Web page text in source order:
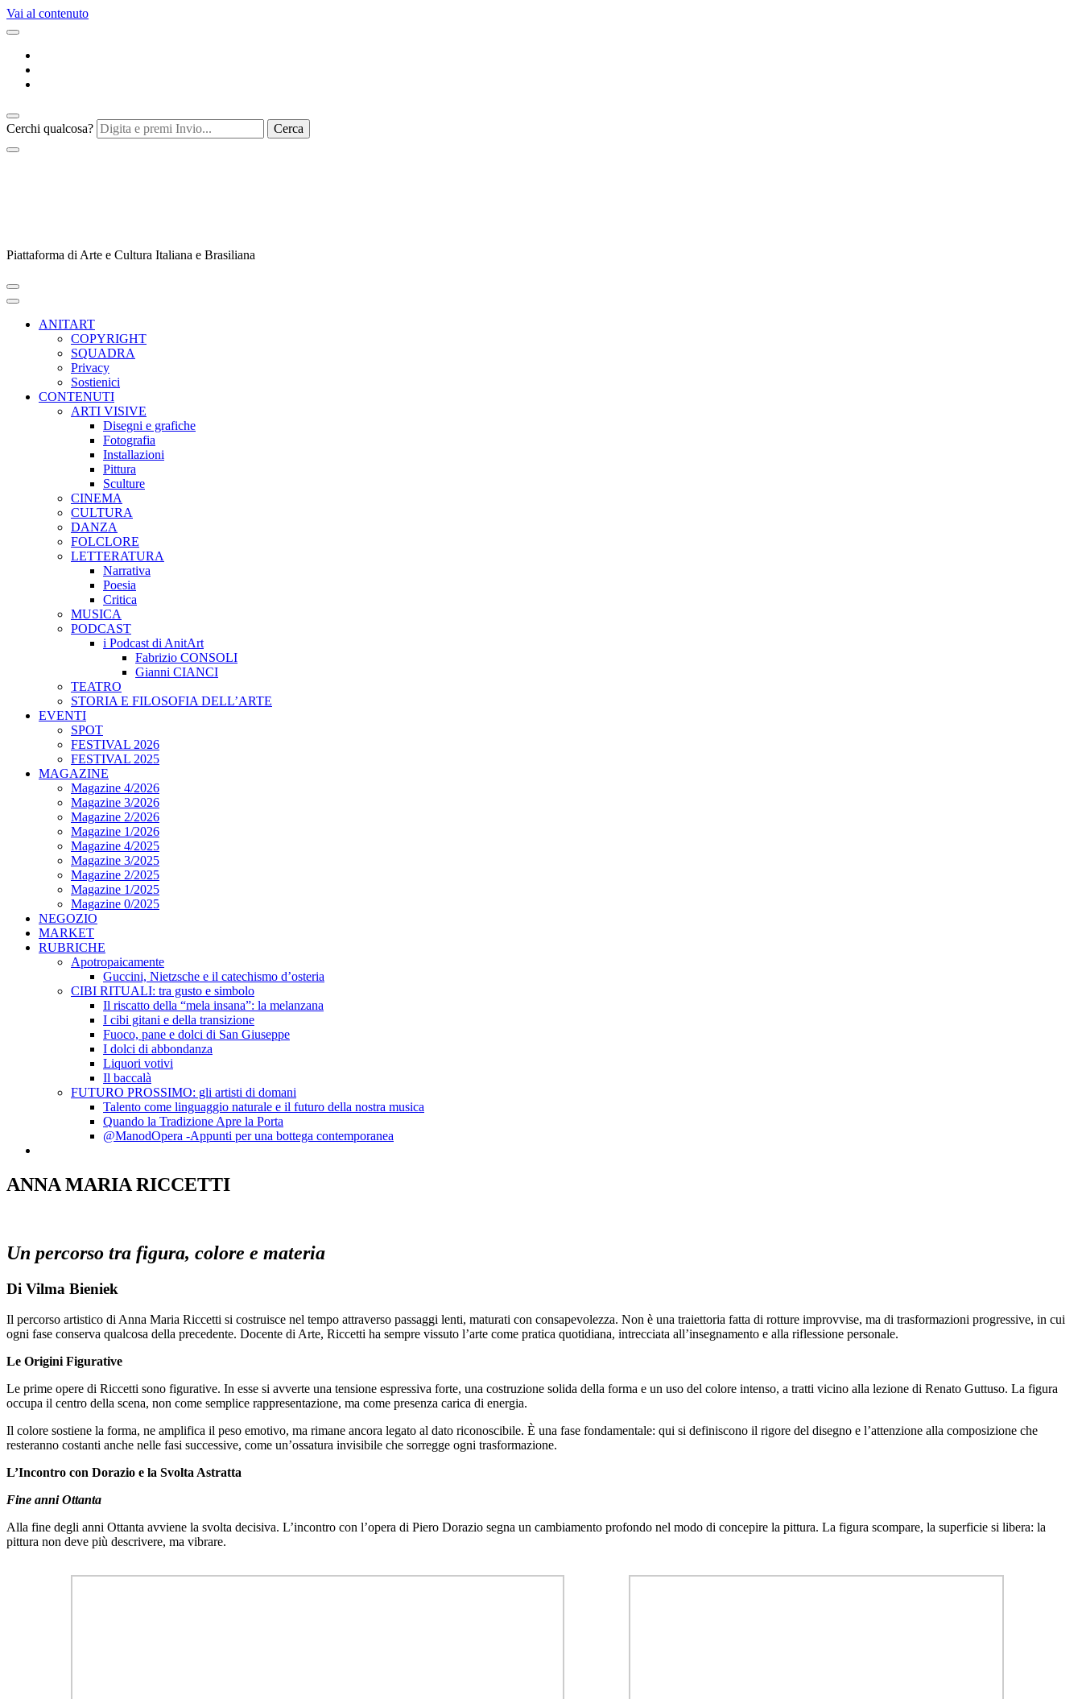
Vai al contenuto
Cerchi qualcosa?
Piattaforma di Arte e Cultura Italiana e Brasiliana
ANITART
COPYRIGHT
SQUADRA
Privacy
Sostienici
CONTENUTI
ARTI VISIVE
Disegni e grafiche
Fotografia
Installazioni
Pittura
Sculture
CINEMA
CULTURA
DANZA
FOLCLORE
LETTERATURA
Narrativa
Poesia
Critica
MUSICA
PODCAST
i Podcast di AnitArt
Fabrizio CONSOLI
Gianni CIANCI
TEATRO
STORIA E FILOSOFIA DELL’ARTE
EVENTI
SPOT
FESTIVAL 2026
FESTIVAL 2025
MAGAZINE
Magazine 4/2026
Magazine 3/2026
Magazine 2/2026
Magazine 1/2026
Magazine 4/2025
Magazine 3/2025
Magazine 2/2025
Magazine 1/2025
Magazine 0/2025
NEGOZIO
MARKET
RUBRICHE
Apotropaicamente
Guccini, Nietzsche e il catechismo d’osteria
CIBI RITUALI: tra gusto e simbolo
Il riscatto della “mela insana”: la melanzana
I cibi gitani e della transizione
Fuoco, pane e dolci di San Giuseppe
I dolci di abbondanza
Liquori votivi
Il baccalà
FUTURO PROSSIMO: gli artisti di domani
Talento come linguaggio naturale e il futuro della nostra musica
Quando la Tradizione Apre la Porta
@ManodOpera -Appunti per una bottega contemporanea
ANNA MARIA RICCETTI
Un percorso tra figura, colore e materia
Di Vilma Bieniek
Il percorso artistico di Anna Maria Riccetti si costruisce nel tempo attraverso passaggi lenti, maturati con consapevolezza. Non è una traiettoria fatta di rotture improvvise, ma di trasformazioni progressive, in cui
ogni fase conserva qualcosa della precedente. Docente di Arte, Riccetti ha sempre vissuto l’arte come pratica quotidiana, intrecciata all’insegnamento e alla riflessione personale.
Le Origini Figurative
Le prime opere di Riccetti sono figurative. In esse si avverte una tensione espressiva forte, una costruzione solida della forma e un uso del colore intenso, a tratti vicino alla lezione di Renato Guttuso. La figura
occupa il centro della scena, non come semplice rappresentazione, ma come presenza carica di energia.
Il colore sostiene la forma, ne amplifica il peso emotivo, ma rimane ancora legato al dato riconoscibile. È una fase fondamentale: qui si definiscono il rigore del disegno e l’attenzione alla composizione che
resteranno costanti anche nelle fasi successive, come un’ossatura invisibile che sorregge ogni trasformazione.
L’Incontro con Dorazio e la Svolta Astratta
Fine anni Ottanta
Alla fine degli anni Ottanta avviene la svolta decisiva. L’incontro con l’opera di Piero Dorazio segna un cambiamento profondo nel modo di concepire la pittura. La figura scompare, la superficie si libera: la
pittura non deve più descrivere, ma vibrare.